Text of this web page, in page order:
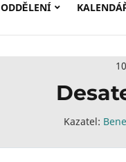
ODDĚLENÍ
Kazatel: